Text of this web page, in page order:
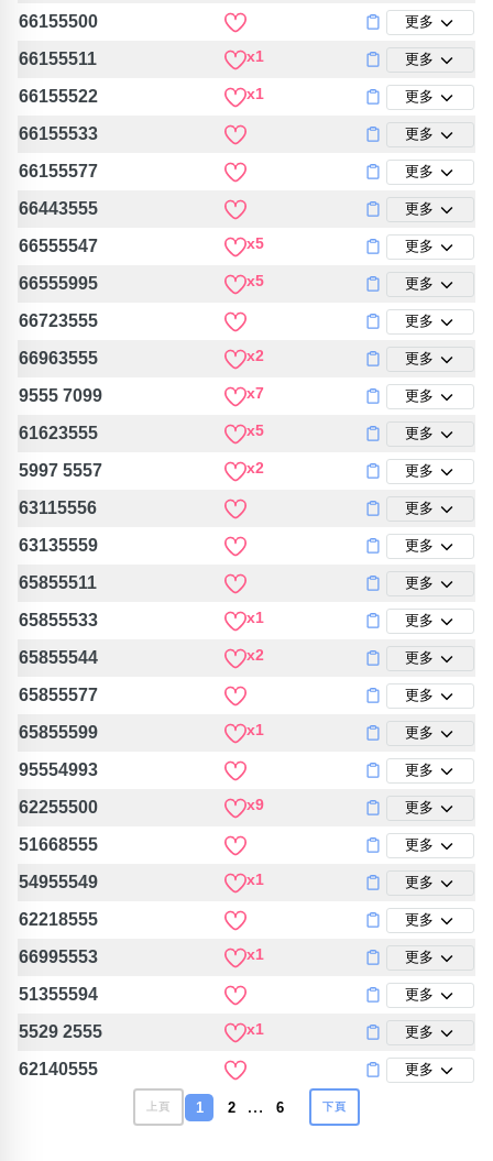
66155500 更多
66155511 x1 更多
66155522 x1 更多
66155533 更多
66155577 更多
66443555 更多
66555547 x5 更多
66555995 x5 更多
66723555 更多
66963555 x2 更多
9555 7099 x7 更多
61623555 x5 更多
5997 5557 x2 更多
63115556 更多
63135559 更多
65855511 更多
65855533 x1 更多
65855544 x2 更多
65855577 更多
65855599 x1 更多
95554993 更多
62255500 x9 更多
51668555 更多
54955549 x1 更多
62218555 更多
66995553 x1 更多
51355594 更多
5529 2555 x1 更多
62140555 更多
上頁 1 2 … 6 下頁